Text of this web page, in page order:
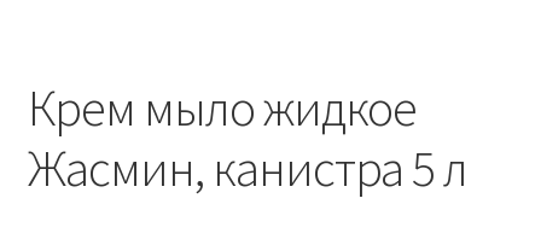
Крем мыло жидкое
Жасмин, канистра 5 л